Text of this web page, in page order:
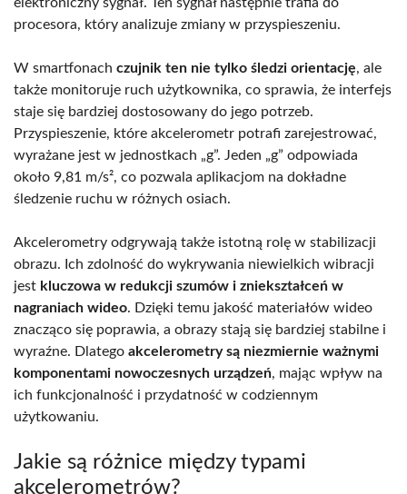
procesora, który analizuje zmiany w przyspieszeniu.
W smartfonach czujnik ten nie tylko śledzi orientację, ale
także monitoruje ruch użytkownika, co sprawia, że interfejs
staje się bardziej dostosowany do jego potrzeb.
Przyspieszenie, które akcelerometr potrafi zarejestrować,
wyrażane jest w jednostkach „g”. Jeden „g” odpowiada
około 9,81 m/s², co pozwala aplikacjom na dokładne
śledzenie ruchu w różnych osiach.
Akcelerometry odgrywają także istotną rolę w stabilizacji
obrazu. Ich zdolność do wykrywania niewielkich wibracji
jest kluczowa w redukcji szumów i zniekształceń w
nagraniach wideo. Dzięki temu jakość materiałów wideo
znacząco się poprawia, a obrazy stają się bardziej stabilne i
wyraźne. Dlatego akcelerometry są niezmiernie ważnymi
komponentami nowoczesnych urządzeń, mając wpływ na
ich funkcjonalność i przydatność w codziennym
użytkowaniu.
Jakie są różnice między typami
akcelerometrów?